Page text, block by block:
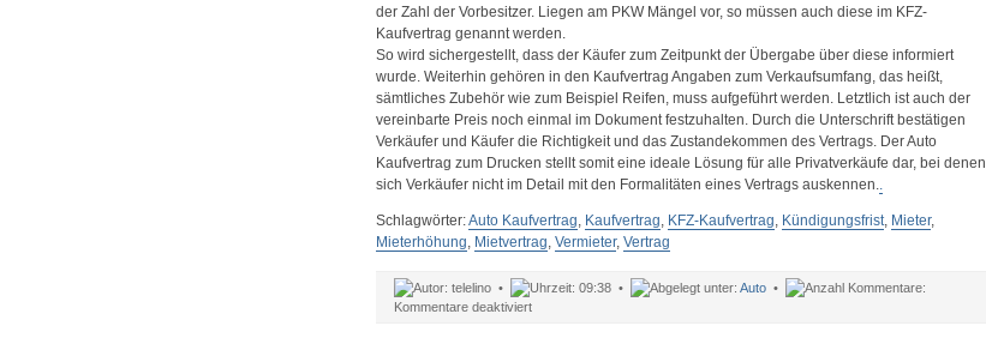
der Zahl der Vorbesitzer. Liegen am PKW Mängel vor, so müssen auch diese im KFZ-
Kaufvertrag genannt werden.
So wird sichergestellt, dass der Käufer zum Zeitpunkt der Übergabe über diese informiert
wurde. Weiterhin gehören in den Kaufvertrag Angaben zum Verkaufsumfang, das heißt,
sämtliches Zubehör wie zum Beispiel Reifen, muss aufgeführt werden. Letztlich ist auch der
vereinbarte Preis noch einmal im Dokument festzuhalten. Durch die Unterschrift bestätigen
Verkäufer und Käufer die Richtigkeit und das Zustandekommen des Vertrags. Der Auto
Kaufvertrag zum Drucken stellt somit eine ideale Lösung für alle Privatverkäufe dar, bei denen
sich Verkäufer nicht im Detail mit den Formalitäten eines Vertrags auskennen..
Schlagwörter:Auto Kaufvertrag, Kaufvertrag, KFZ-Kaufvertrag, Kündigungsfrist, Mieter,
Mieterhöhung, Mietvertrag, Vermieter, Vertrag
telelino • 09:38 • Auto•
Kommentare deaktiviertfür